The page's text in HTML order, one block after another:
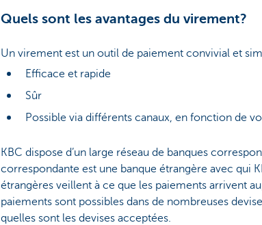
Quels sont les avantages du virement?
Un virement est un outil de paiement convivial et
Efficace et rapide
Sûr
Possible via différents canaux, en fonction de
KBC dispose d’un large réseau de banques
correspondante est une banque étrangère avec qui
étrangères veillent à ce que les paiements arrivent
paiements sont possibles dans de nombreuses
quelles sont les devises acceptées.